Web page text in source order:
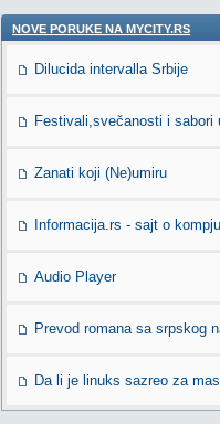
NOVE PORUKE NA MYCITY.RS
Dilucida intervalla Srbije
Festivali,svečanosti i sabori
Zanati koji (Ne)umiru
Informacija.rs - sajt o
Audio Player
Prevod romana sa srpskog
Da li je linuks sazreo za